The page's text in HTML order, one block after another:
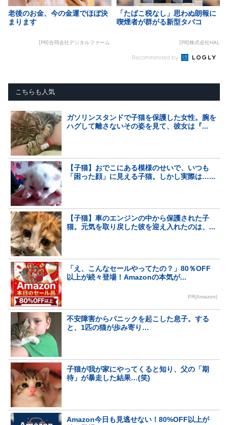
老後のお金、今の金運でほぼ決
まります
[PR]合同会社デジタルファーム
「たばこ税なし」思わぬ朗報に
喫煙者が群がる新型タバコ
[PR]株式会社HAL
Recommended by
こちらも人気
ガソリンスタンドで子猫を保護した女性。腕を
ハグして離さないその姿を見て、彼女は『...
【子猫】おでこにある模様のせいで、いつも
「困った顔」に見える子猫。しかし実際は…...
【子猫】車のエンジンの中から保護された子
猫。元気を取り戻した彼を迎え入れたのは、...
「え、こんなセールやってたの？」80％OFF
以上が続々登場！Amazonの本気が...
PR(Amazon)
不安障害からパニックを起こした息子。する
と、1匹の猫が歩み寄り…
子猫が我が家にやってくると知り、父の「期
待」が暴走した結果…(笑)
Amazon今日も見逃せない！80%OFF以上が